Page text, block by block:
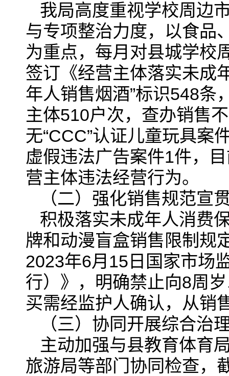
我局高度重视学校周边
与专项整治力度，以食品
为重点，每月对县城学校
签订《经营主体落实未成
年人销售烟酒”标识548条
主体510户次，查办销售
无“CCC”认证儿童玩具案
虚假违法广告案件1件，
营主体违法经营行为。
（二）强化销售规范宣
积极落实未成年人消费
牌和动漫盲盒销售限制
2023年6月15日国家市场
行）》，明确禁止向8周
买需经监护人确认，从销
（三）协同开展综合治
主动加强与县教育体育
旅游局等部门协同检查，